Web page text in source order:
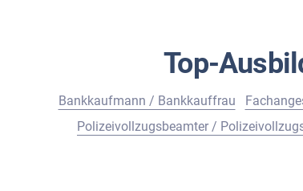
Top-
Bankkaufmann / Bankkauffrau
Polizeivollzugsbeamter /